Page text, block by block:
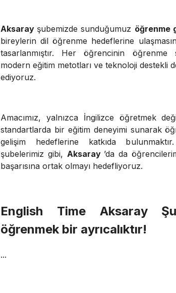
Aksaray şubemizde sunduğumuz öğrenme
bireylerin dil öğrenme hedeflerine
tasarlanmıştır. Her öğrencinin öğrenme
modern eğitim metotları ve teknoloji destekli
ediyoruz.
Amacımız, yalnızca İngilizce öğretmek
standartlarda bir eğitim deneyimi sunarak
gelişim hedeflerine katkıda
şubelerimiz gibi, Aksaray ’da da
başarısına ortak olmayı hedefliyoruz.
English Time Aksaray
öğrenmek bir ayrıcalıktır!
...